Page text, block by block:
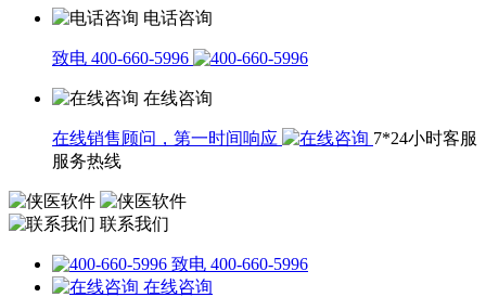
电话咨询
致电 400-660-5996
在线咨询
在线销售顾问，第一时间响应
7*24小时客服
服务热线
联系我们
致电 400-660-5996
在线咨询